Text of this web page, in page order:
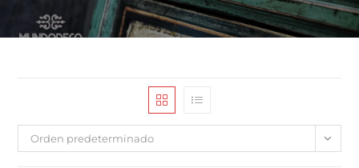
Orden predeterminado